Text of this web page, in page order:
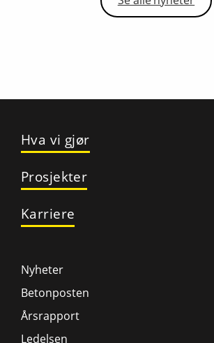
Hva vi gjør
Prosjekter
Karriere
Nyheter
Betonposten
Årsrapport
Ledelsen